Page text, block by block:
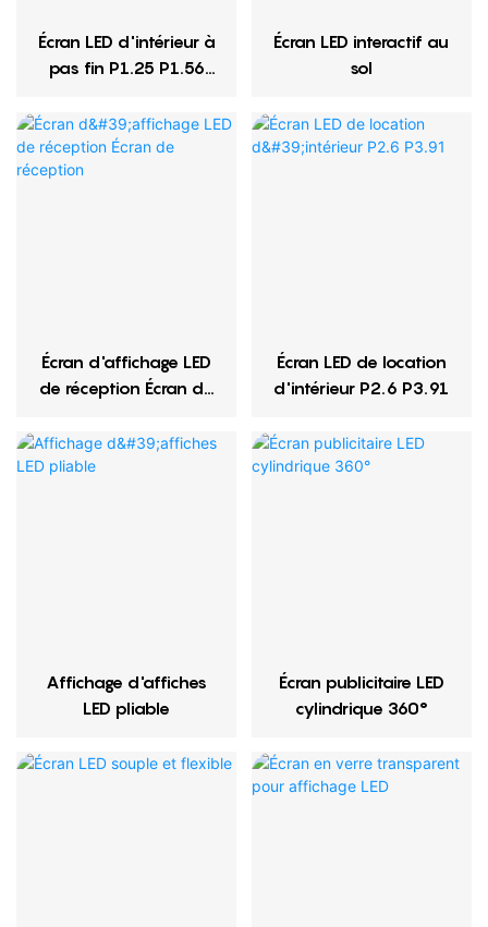
Écran LED d'intérieur à
pas fin P1.25 P1.56
Écran LED interactif au
sol
Écran d'affichage LED
de réception Écran de
Écran LED de location
d'intérieur P2.6 P3.91
Affichage d'affiches
LED pliable
Écran publicitaire LED
cylindrique 360°